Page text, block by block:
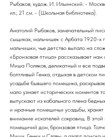
Рыбаков; худож. И. Ильинский. -
ил.; 21 см. - (Школьная библиотека).
Анатолий Рыбаков, замечательный
сыщиках, мальчишек с Арбата 1920-х
мальчишки, чье детство выпало на
«Бронзовая птица» рассказывает
Миша Поляков, деликатный и все
болтливый Генка, отдыхая в детском
усадьбе бывшего помещика,
мало узнает исторических моментов
выпускают из кабального плена
и мрачные помещичьи усадьбы,
внимание искателей сокровищ. В
помещичий дом, бронзовая птица.